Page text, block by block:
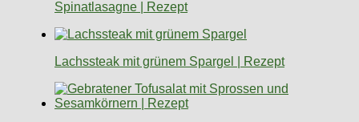
Spinatlasagne | Rezept
Lachssteak mit grünem Spargel | Rezept